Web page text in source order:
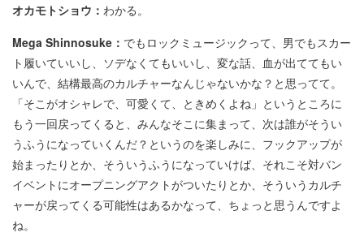
オカモトショウ： わかる。
Mega Shinnosuke： でもロックミュージックって、男でもスカー
ト履いていいし、ソデなくてもいいし、変な話、血が出ててもい
いんで、結構最高のカルチャーなんじゃないかな？と思ってて。
「そこがオシャレで、可愛くて、ときめくよね」というところに
もう一回戻ってくると、みんなそこに集まって、次は誰がそうい
うふうになっていくんだ？というのを楽しみに、フックアップが
始まったりとか、そういうふうになっていけば、それこそ対バン
イベントにオープニングアクトがついたりとか、そういうカルチ
ャーが戻ってくる可能性はあるかなって、ちょっと思うんですよ
ね。